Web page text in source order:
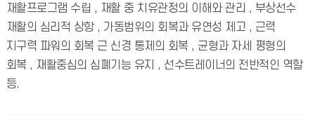
재활프로그램 수립 , 재활 중 치유관정의 이해와 관리 , 부상선수
재활의 심리적 상항 , 가동범위의 회복과 유연성 제고 , 근력
지구력 파워의 회복 근 신경 통제의 회복 , 균형과 자세 평형의
회복 , 재활중심의 심폐기능 유지 , 선수트레이너의 전반적인 역할
등.